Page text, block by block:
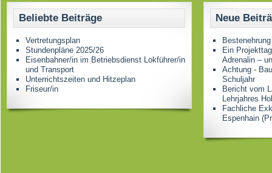
Beliebte Beiträge
Vertretungsplan
Stundenpläne 2025/26
Eisenbahner/in im Betriebsdienst Lokführer/in
und Transport
Unterrichtszeiten und Hitzeplan
Friseur/in
Neue
Ein
Adrenalin –
Achtung -
Schuljahr
Bericht vom
Lehrjahres
Fachliche
Espenhain